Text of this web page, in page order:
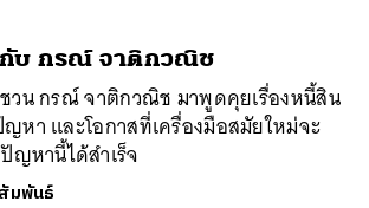
กับ กรณ์ จาติกวณิช
วน กรณ์ จาติกวณิช มาพูดคุยเรื่องหนี้สิน
หา และโอกาสที่เครื่องมือสมัยใหม่จะ
ญหานี้ได้สำเร็จ
มพันธ์